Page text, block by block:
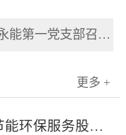
山东永能第一党支部召开2025年党风廉政建设和反腐败工作会议
更多 +
山东永能节能环保服务股份有限公司关于召开2025年第四次临时股东大会的通知